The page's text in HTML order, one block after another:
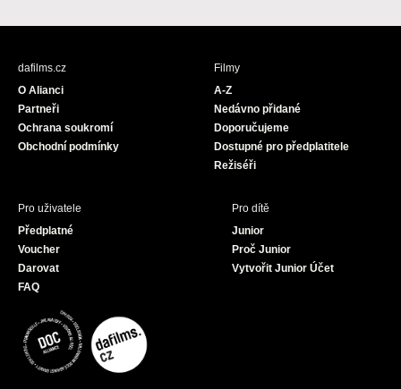
c
s
u
dafilms.cz
O Alianci
Partneři
Ochrana soukromí
Obchodní podmínky
Filmy
A-Z
Nedávno přidané
Doporučujeme
Dostupné pro předplatitele
Režiséři
Pro uživatele
Předplatné
Voucher
Darovat
FAQ
Pro dítě
Junior
Proč Junior
Vytvořit Junior Účet